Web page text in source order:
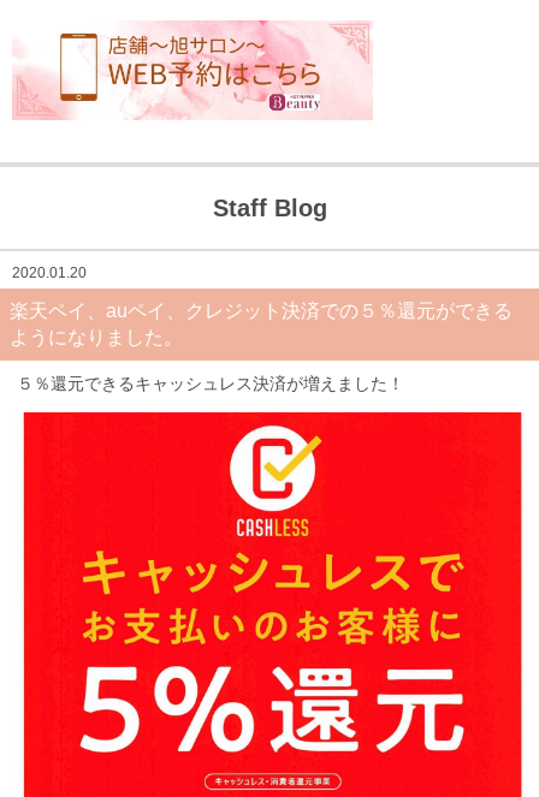
あなたの最適なコース診断
Staff Blog
2020.01.20
楽天ペイ、auペイ、クレジット決済での５％還元ができる
ようになりました。
５％還元できるキャッシュレス決済が増えました！